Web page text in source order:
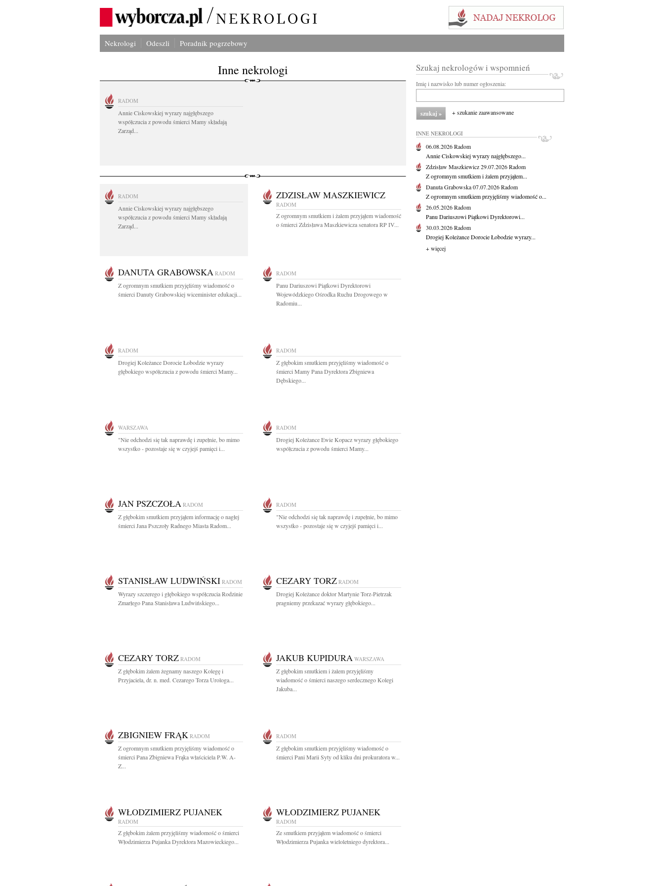
Nekrologi Odeszli Poradnik pogrzebowy
Inne nekrologi
RADOM
Annie Ciskowskiej wyrazy najgłębszego
współczucia z powodu śmierci Mamy składają
Zarząd...
RADOM
Annie Ciskowskiej wyrazy najgłębszego
współczucia z powodu śmierci Mamy składają
Zarząd...
ZDZISŁAW MASZKIEWICZ
RADOM
Z ogromnym smutkiem i żalem przyjąłem wiadomość
o śmierci Zdzisława Maszkiewicza senatora RP IV...
DANUTA GRABOWSKA RADOM
Z ogromnym smutkiem przyjęliśmy wiadomość o
śmierci Danuty Grabowskiej wiceminister edukacji...
RADOM
Panu Dariuszowi Piątkowi Dyrektorowi
Wojewódzkiego Ośrodka Ruchu Drogowego w
Radomiu...
RADOM
Drogiej Koleżance Dorocie Łobodzie wyrazy
głębokiego współczucia z powodu śmierci Mamy...
RADOM
Z głębokim smutkiem przyjęliśmy wiadomość o
śmierci Mamy Pana Dyrektora Zbigniewa
Dębskiego...
WARSZAWA
"Nie odchodzi się tak naprawdę i zupełnie, bo mimo
wszystko - pozostaje się w czyjejś pamięci i...
RADOM
Drogiej Koleżance Ewie Kopacz wyrazy głębokiego
współczucia z powodu śmierci Mamy...
JAN PSZCZOŁA RADOM
Z głębokim smutkiem przyjąłem informację o nagłej
śmierci Jana Pszczoły Radnego Miasta Radom...
RADOM
"Nie odchodzi się tak naprawdę i zupełnie, bo mimo
wszystko - pozostaje się w czyjejś pamięci i...
STANISŁAW LUDWIŃSKI RADOM
Wyrazy szczerego i głębokiego współczucia Rodzinie
Zmarłego Pana Stanisława Ludwińskiego...
CEZARY TORZ RADOM
Drogiej Koleżance doktor Martynie Torz-Pietrzak
pragniemy przekazać wyrazy głębokiego...
CEZARY TORZ RADOM
Z głębokim żalem żegnamy naszego Kole­gę i
Przyjaciela, dr. n. med. Cezarego Torza Urologa...
JAKUB KUPIDURA WARSZAWA
Z głębokim smutkiem i żalem przyjęliśmy
wiadomość o śmierci naszego serdecznego Kolegi
Jakuba...
ZBIGNIEW FRĄK RADOM
Z ogromnym smutkiem przyjęliśmy wiadomość o
śmierci Pana Zbigniewa Frąka właściciela P.W. A-
Z...
RADOM
Z głębokim smutkiem przyjęliśmy wiadomość o
śmierci Pani Marii Syty od kliku dni prokuratora w...
WŁODZIMIERZ PUJANEK
RADOM
Z głębokim żalem przyjęliśmy wiadomość o śmierci
Włodzimierza Pujanka Dyrektora Mazowieckiego...
WŁODZIMIERZ PUJANEK
RADOM
Ze smutkiem przyjąłem wiadomość o śmierci
Włodzimierza Pujanka wieloletniego dyrektora...
Szukaj nekrologów i wspomnień
Imię i nazwisko lub numer ogłoszenia:
+ szukanie zaawansowane
INNE NEKROLOGI
06.08.2026Radom
Annie Ciskowskiej wyrazy najgłębszego...
Zdzisław Maszkiewicz29.07.2026Radom
Z ogromnym smutkiem i żalem przyjąłem...
Danuta Grabowska07.07.2026Radom
Z ogromnym smutkiem przyjęliśmy wiadomość o...
26.05.2026Radom
Panu Dariuszowi Piątkowi Dyrektorowi...
30.03.2026Radom
Drogiej Koleżance Dorocie Łobodzie wyrazy...
+ więcej